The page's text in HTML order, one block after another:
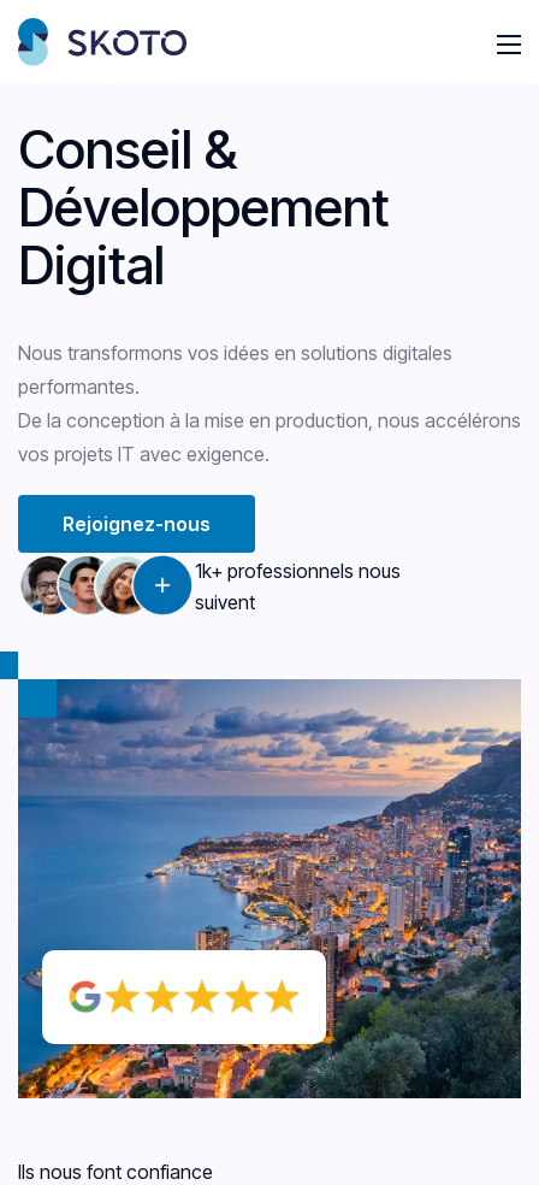
Conseil &
Développement
Digital
Nous transformons vos idées en solutions digitales
performantes.
De la conception à la mise en production, nous accélérons
vos projets IT avec exigence.
Rejoignez-nous
1k+ professionnels nous
suivent
Ils nous font confiance